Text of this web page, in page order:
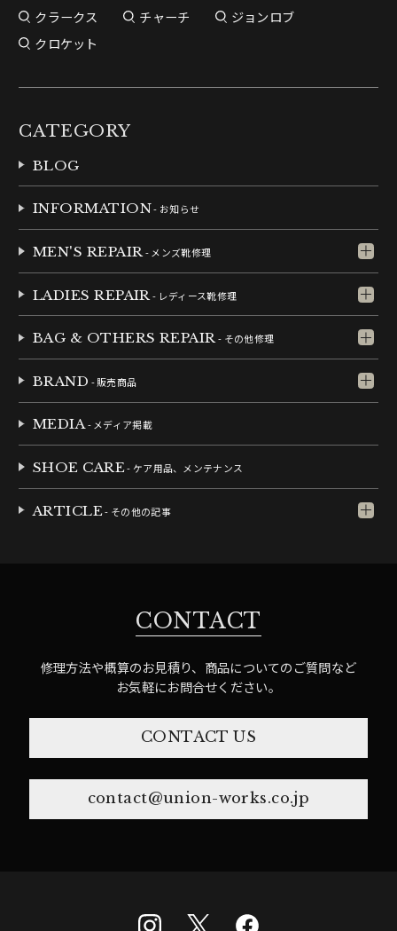
クラークス
チャーチ
ジョンロブ
クロケット
CATEGORY
BLOG
INFORMATION- お知らせ
MEN'S REPAIR- メンズ靴修理
LADIES REPAIR - レディース靴修理
BAG & OTHERS REPAIR- その他修理
BRAND - 販売商品
MEDIA- メディア掲載
SHOE CARE- ケア用品、メンテナンス
ARTICLE- その他の記事
CONTACT
修理方法や概算のお見積り、商品についてのご質問など
お気軽にお問合せください。
CONTACT US
contact@union-works.co.jp